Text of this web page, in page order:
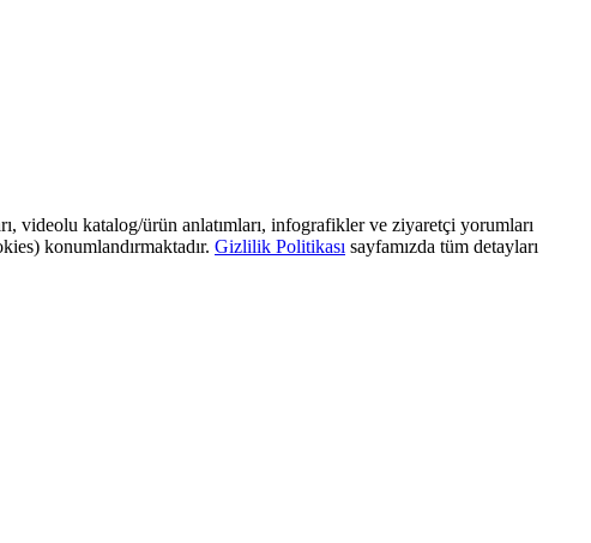
videolu katalog/ürün anlatımları, infografikler ve ziyaretçi yorumları
konumlandırmaktadır. Gizlilik Politikası sayfamızda tüm detayları